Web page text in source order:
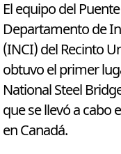
El equipo del
Departamento de
(INCI) del Recinto
obtuvo el primer
National Steel
que se llevó a cabo
en Canadá.